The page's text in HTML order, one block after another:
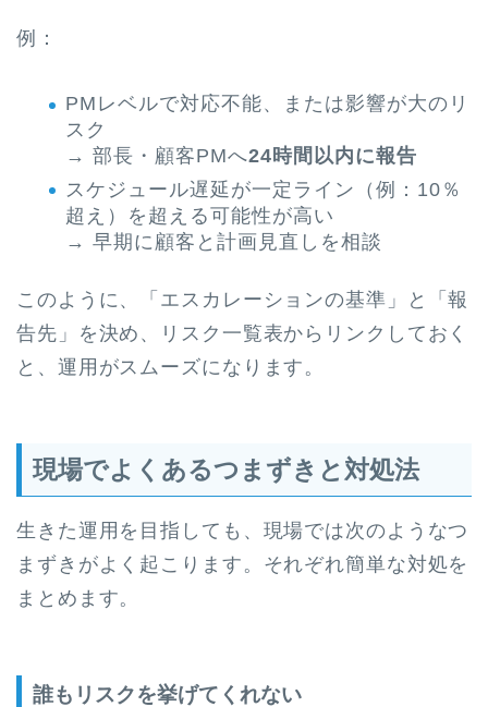
例：
PMレベルで対応不能、または影響が大のリ
スク
→ 部長・顧客PMへ24時間以内に報告
スケジュール遅延が一定ライン（例：10％
超え）を超える可能性が高い
→ 早期に顧客と計画見直しを相談
このように、「エスカレーションの基準」と「報
告先」を決め、リスク一覧表からリンクしておく
と、運用がスムーズになります。
現場でよくあるつまずきと対処法
生きた運用を目指しても、現場では次のようなつ
まずきがよく起こります。それぞれ簡単な対処を
まとめます。
誰もリスクを挙げてくれない